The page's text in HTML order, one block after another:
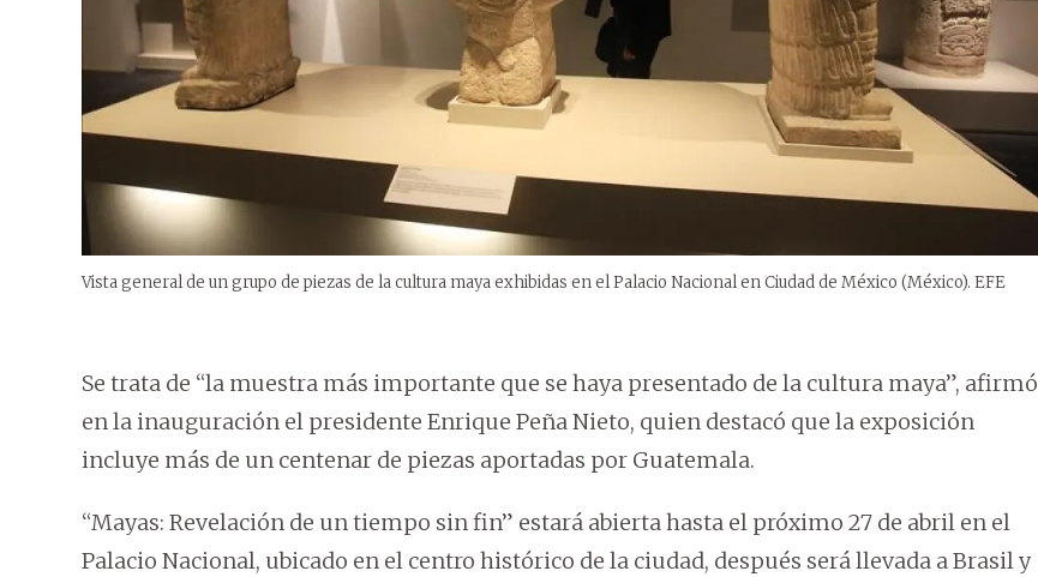
Vista general de un grupo de piezas de la cultura maya exhibidas en el Palacio Nacional en Ciudad de México (México). EFE
Se trata de “la muestra más importante que se haya presentado de la cultura maya”, afirmó
en la inauguración el presidente Enrique Peña Nieto, quien destacó que la exposición
incluye más de un centenar de piezas aportadas por Guatemala.
“Mayas: Revelación de un tiempo sin fin” estará abierta hasta el próximo 27 de abril en el
Palacio Nacional, ubicado en el centro histórico de la ciudad, después será llevada a Brasil y